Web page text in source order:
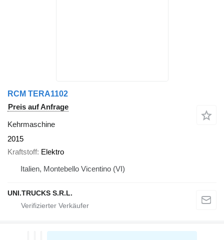
RCM TERA1102
Preis auf Anfrage
Kehrmaschine
2015
Kraftstoff Elektro
Italien, Montebello Vicentino (VI)
UNI.TRUCKS S.R.L.